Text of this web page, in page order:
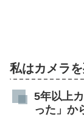
私はカメラ
5年以上
った」か